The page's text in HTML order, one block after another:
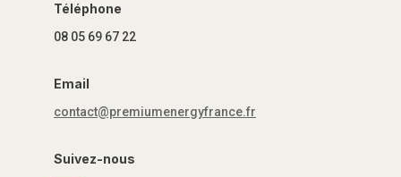
Téléphone
08 05 69 67 22
Email
contact@premiumenergyfrance.fr
Suivez-nous